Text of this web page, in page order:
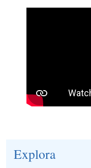
Explora